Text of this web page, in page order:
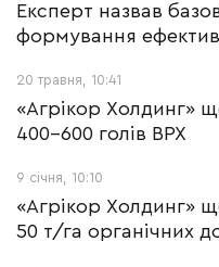
Експерт назвав
формування
20 травня, 10:41
«Агрікор Холдинг»
400-600 голів ВРХ
9 січня, 10:10
«Агрікор Холдинг»
50 т/га органічних